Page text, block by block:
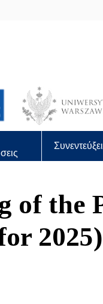
of the
2025)